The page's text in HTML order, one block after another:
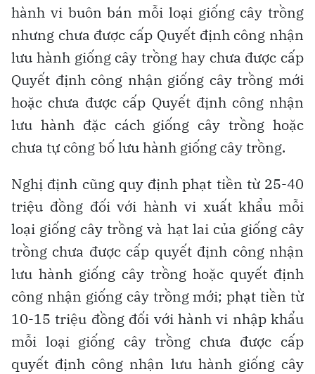
hành vi buôn bán mỗi loại giống cây trồng
nhưng chưa được cấp Quyết định công nhận
lưu hành giống cây trồng hay chưa được cấp
Quyết định công nhận giống cây trồng mới
hoặc chưa được cấp Quyết định công nhận
lưu hành đặc cách giống cây trồng hoặc
chưa tự công bố lưu hành giống cây trồng.
Nghị định cũng quy định phạt tiền từ 25-40
triệu đồng đối với hành vi xuất khẩu mỗi
loại giống cây trồng và hạt lai của giống cây
trồng chưa được cấp quyết định công nhận
lưu hành giống cây trồng hoặc quyết định
công nhận giống cây trồng mới; phạt tiền từ
10-15 triệu đồng đối với hành vi nhập khẩu
mỗi loại giống cây trồng chưa được cấp
quyết định công nhận lưu hành giống cây